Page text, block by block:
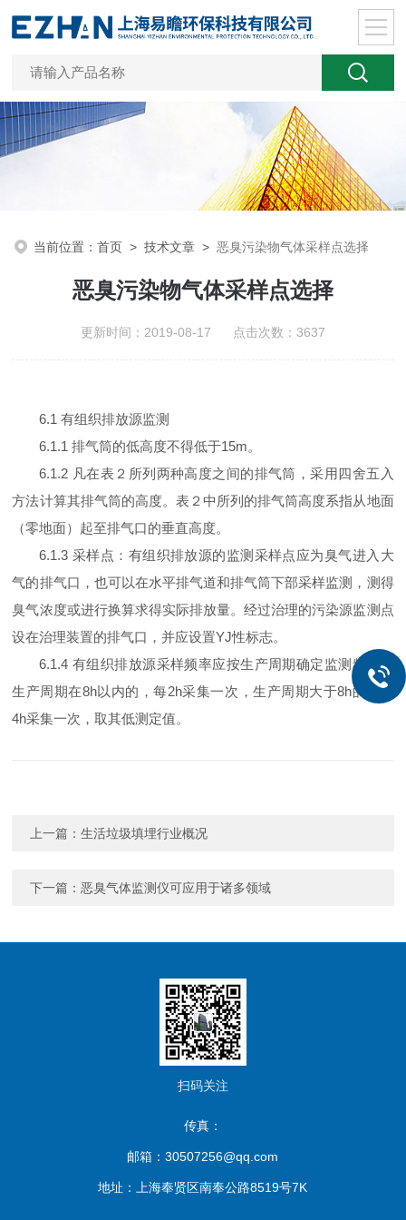
当前位置：首页 >技术文章 >恶臭污染物气体采样点选择
恶臭污染物气体采样点选择
更新时间：2019-08-17 点击次数：3637
6.1有组织排放源监测
6.1.1 排气筒的低高度不得低于15m。
6.1.2 凡在表２所列两种高度之间的排气筒，采用四舍五入
方法计算其排气筒的高度。表２中所列的排气筒高度系指从地面
（零地面）起至排气口的垂直高度。
6.1.3 采样点：有组织排放源的监测采样点应为臭气进入大
气的排气口，也可以在水平排气道和排气筒下部采样监测，测得
臭气浓度或进行换算求得实际排放量。经过治理的污染源监测点
设在治理装置的排气口，并应设置YJ性标志。
6.1.4 有组织排放源采样频率应按生产周期确定监测频率，
生产周期在8h以内的，每2h采集一次，生产周期大于8h的，每
4h采集一次，取其低测定值。
上一篇：生活垃圾填埋行业概况
下一篇：恶臭气体监测仪可应用于诸多领域
扫码关注
传真：
邮箱：30507256@qq.com
地址：上海奉贤区南奉公路8519号7K